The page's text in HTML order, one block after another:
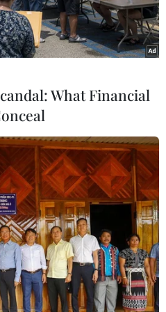
chiếm đoạt 1.085 tỷ
bác các kháng cáo.
tại phiên tòa phúc thẩm ngày
Chung/TTXVN)
What Financial